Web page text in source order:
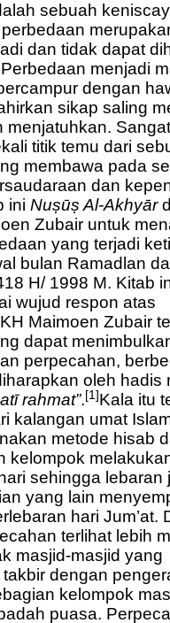
sebuah
dan tidak dapat
menjadi
dengan
sikap saling
menjatuhkan. Sangat
titik temu dari
membawa pada
dan
ini Nuṣūṣ Al-Akhyār
Zubair untuk
yang terjadi
bulan Ramadlan
H/ 1998 M. Kitab
wujud respon atas
Maimoen Zubair
dapat
perpecahan,
oleh hadis
rahmat”.[1]Kala itu
kalangan umat
metode hisab
kelompok
sehingga lebaran
yang lain
hari Jum’at.
terlihat lebih
masjid-masjid yang
dengan
kelompok
puasa.